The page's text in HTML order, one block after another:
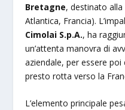
Bretagne, destinato alla
Atlantica, Francia).
Cimolai S.p.A., ha
un’attenta manovra di
aziendale, per essere
presto rotta verso la
L’elemento principale